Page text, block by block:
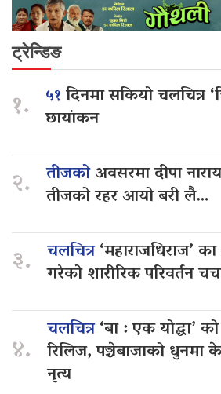
ट्रेन्डिङ
१. ५१दिनमा सकियो चलचित्र
छायांकन
२. तीजकोअवसरमा दीपा
तीजको रहर आयो बरी लै…
३. चलचित्र‘महाराजधिराज’
गरेको शारीरिक परिवर्तन
४.
चलचित्र‘बा : एक योद्धा’
रिलिज, पञ्चेबाजाको धुनमा
नृत्य